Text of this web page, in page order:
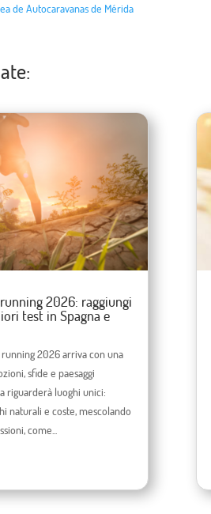
de Autocaravanas de Mérida
2026: raggiungi
test in Spagna e
2026 arriva con una
sfide e paesaggi
riguarderà luoghi unici:
naturali e coste, mescolando
come...